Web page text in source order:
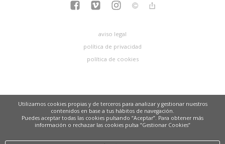
aviso legal
política de privacidad
política de cookies
Utilizamos cookies propias y de terceros para analizar y gestionar nuestros
contenidos en base a tus hábitos de navegación.
Puedes aceptar todas las cookies pulsando “Aceptar”. Para obtener más
información o rechazar las cookies pulsa “Gestionar Cookies“